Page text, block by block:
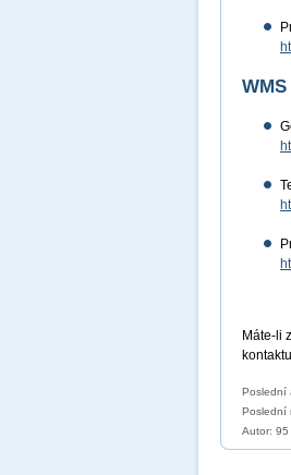
Máte-li
Poslední
Poslední
Autor: 95